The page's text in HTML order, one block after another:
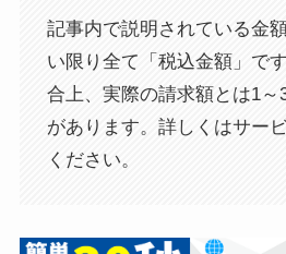
記事内で説明されている金
い限り全て「税込金額」で
合上、実際の請求額とは1～
があります。詳しくはサー
ください。